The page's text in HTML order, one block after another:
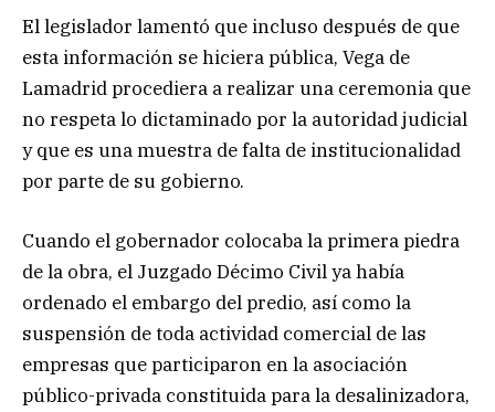
El legislador lamentó que incluso después de que
esta información se hiciera pública, Vega de
Lamadrid procediera a realizar una ceremonia que
no respeta lo dictaminado por la autoridad judicial
y que es una muestra de falta de institucionalidad
por parte de su gobierno.
Cuando el gobernador colocaba la primera piedra
de la obra, el Juzgado Décimo Civil ya había
ordenado el embargo del predio, así como la
suspensión de toda actividad comercial de las
empresas que participaron en la asociación
público-privada constituida para la desalinizadora,